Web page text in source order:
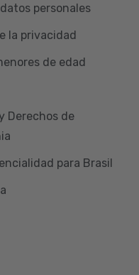
personales
la privacidad
de edad
Derechos de
para Brasil